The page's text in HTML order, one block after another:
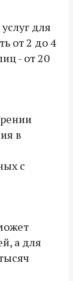
для
от 2 до 4
- от 20
в
с
а для